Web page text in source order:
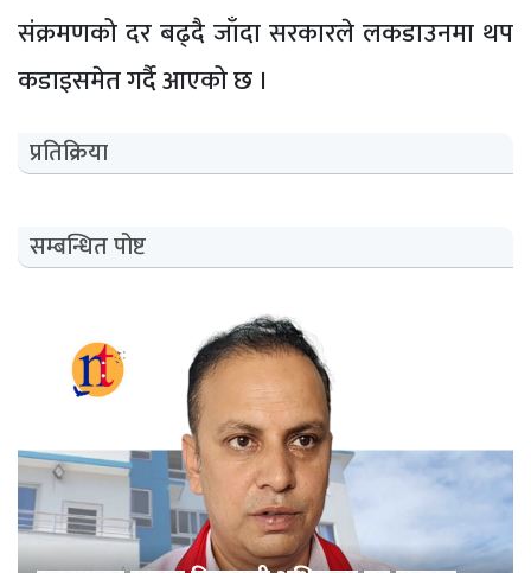
संक्रमणको दर बढ्दै जाँदा सरकारले लकडाउनमा थप
कडाइसमेत गर्दै आएको छ ।
प्रतिक्रिया
सम्बन्धित पोष्ट